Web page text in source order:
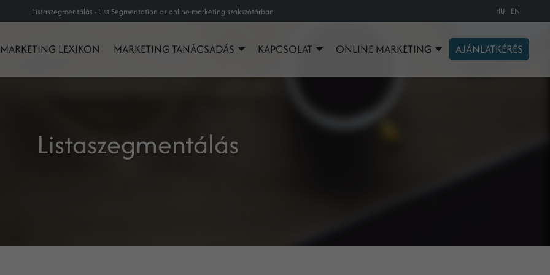
Listaszegmentálás - List Segmentation az online marketing szakszótárban HU EN
MARKETING LEXIKON MARKETING TANÁCSADÁS KAPCSOLAT ONLINE MARKETING AJÁNLATKÉRÉS
Listaszegmentálás